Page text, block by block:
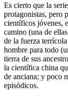
Es cierto que la
protagonistas, pero
científicos jóvenes,
camino (una de
de la fuerza
hombre para todo
tierra de sus
la científica china
de anciana; y poco
episódicos.